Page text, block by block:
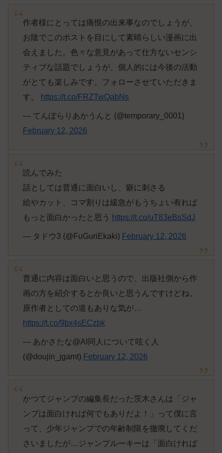
作者様にとっては痛恨の出来事なのでしょうが、
お陰でこのポストを目にして素晴らしい漫画に出
会えました。色々な意見があって仕方ないセンシ
ティブな話題でしょうが、個人的には今後の活動
がとても楽しみです。フォローさせていただきま
す。
https://t.co/FRZTwQabNs
— てんぽらりあかうんと (@temporary_0001)
February 12, 2026
読んでみた
話としては普通に面白いし、癖に刺さる
絵やカット、コマ割りは緩急がもうちょい有れば
もっと面白かったと思う
https://t.co/uT83eBsSdJ
— タドウ3 (@FuGuriEkaki) February 12, 2026
普通に内容は面白いと思うので、出版社側から作
画の方を紹介するとか良いと思うんですけどね。
原作者としての道もありな気が…
https://t.co/9bx4sECzbk
— あかさたな@AI同人について呟く人
(@doujin_jgamt) February 12, 2026
かつてジャンプの編集長だった茨木さんは「ジャ
ンプは面白ければ何でもありだよ！」って僕に言
って、少年ジャンプでの年齢制限を撤廃してくだ
さいましたが…ジャンプルーキーは「面白ければ